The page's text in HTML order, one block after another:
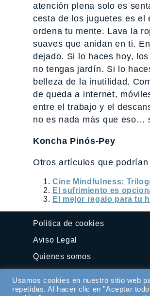
atención plena solo es
cesta de los juguetes es
ordena tu mente. Lava la
suaves que anidan en ti.
dejado. Si lo haces hoy,
no tengas jardín. Si lo
belleza de la inutilidad.
de queda a internet,
entre el trabajo y el
no es nada más que eso…
Koncha Pinós-Pey
Otros artículos que
Cine Mindfulness:
El sufrimiento es
El mejor regalo para tu
Politica de cookies
Aviso Legal
Quienes somos
Usamos cookies en nuestro sitio web
repetidas. Al hacer clic en "Aceptar